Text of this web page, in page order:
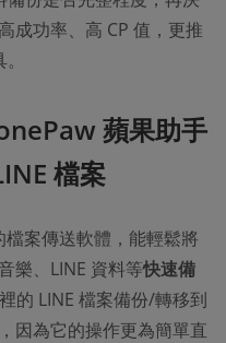
成功率、高 CP 值，更推
蘋果助手
檔案
檔案傳送軟體，能輕鬆將
樂、LINE 資料等快速備
的 LINE 檔案備份/轉移到
因為它的操作更為簡單直